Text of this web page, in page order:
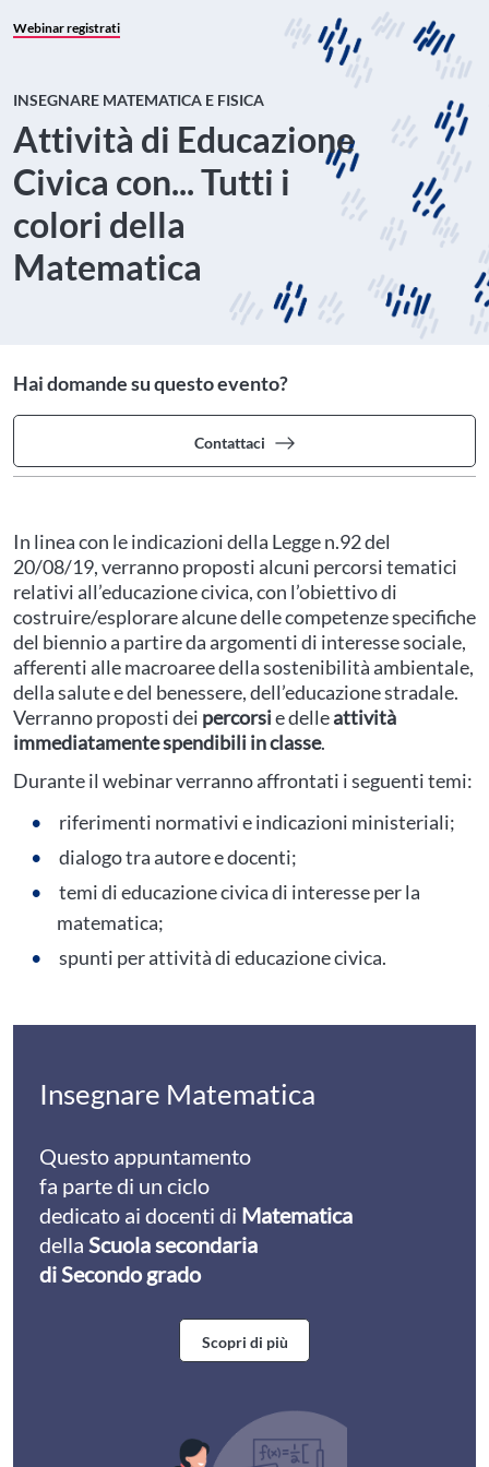
Webinar registrati
INSEGNARE MATEMATICA E FISICA
Attività di Educazione
Civica con... Tutti i
colori della
Matematica
Hai domande su questo evento?
Contattaci
In linea con le indicazioni della Legge n.92 del
20/08/19, verranno proposti alcuni percorsi tematici
relativi all’educazione civica, con l’obiettivo di
costruire/esplorare alcune delle competenze specifiche
del biennio a partire da argomenti di interesse sociale,
afferenti alle macroaree della sostenibilità ambientale,
della salute e del benessere, dell’educazione stradale.
Verranno proposti dei percorsie delleattività
immediatamente spendibili in classe.
Durante il webinar verranno affrontati i seguenti temi:
riferimenti normativi e indicazioni ministeriali;
dialogo tra autore e docenti;
temi di educazione civica di interesse per la
matematica;
spunti per attività di educazione civica.
Insegnare Matematica
Questo appuntamento
fa parte di un ciclo
dedicato ai docenti di Matematica
della Scuola secondaria
di Secondo grado
Scopri di più